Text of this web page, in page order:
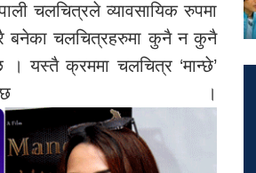
चलचित्रले व्यावसायिक रुपमा
बनेका चलचित्रहरुमा कुनै न कुनै
यस्तै क्रममा चलचित्र ‘मान्छे’
छ ।